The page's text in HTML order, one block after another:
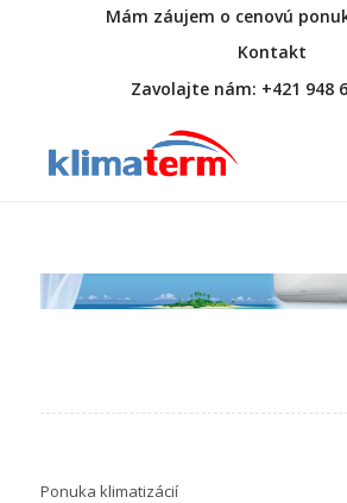
Mám záujem o cenovú
Kontakt
Zavolajte nám: +421 948
Ponuka klimatizácií